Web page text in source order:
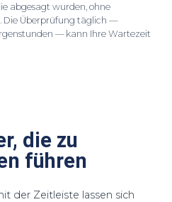
abgesagt wurden, ohne
Die Überprüfung täglich —
— kann Ihre Wartezeit
die zu
führen
der Zeitleiste lassen sich